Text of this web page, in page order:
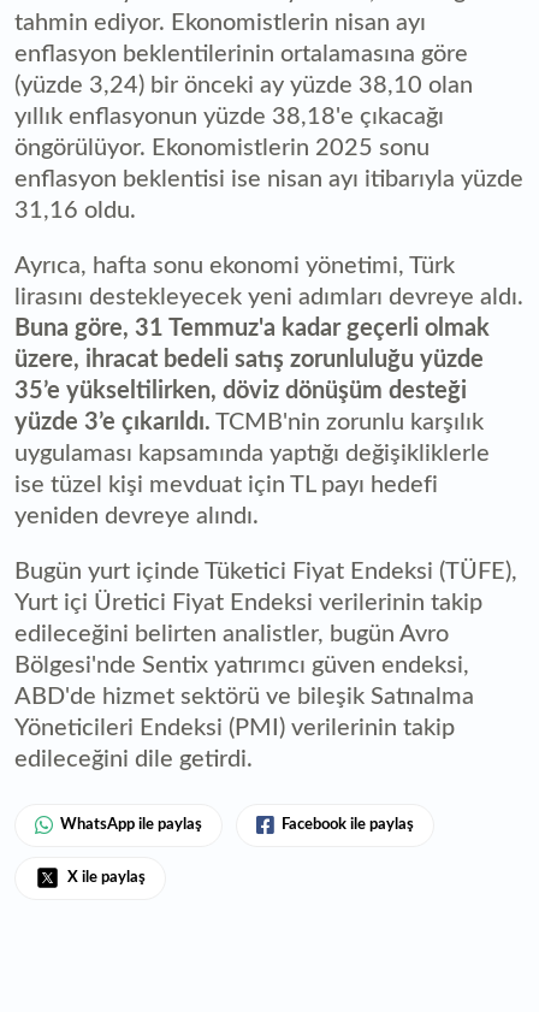
tahmin ediyor. Ekonomistlerin nisan ayı
enflasyon beklentilerinin ortalamasına göre
(yüzde 3,24) bir önceki ay yüzde 38,10 olan
yıllık enflasyonun yüzde 38,18'e çıkacağı
öngörülüyor. Ekonomistlerin 2025 sonu
enflasyon beklentisi ise nisan ayı itibarıyla yüzde
31,16 oldu.
Ayrıca, hafta sonu ekonomi yönetimi, Türk
lirasını destekleyecek yeni adımları devreye aldı.
Buna göre, 31 Temmuz'a kadar geçerli olmak
üzere, ihracat bedeli satış zorunluluğu yüzde
35’e yükseltilirken, döviz dönüşüm desteği
yüzde 3’e çıkarıldı. TCMB'nin zorunlu karşılık
uygulaması kapsamında yaptığı değişikliklerle
ise tüzel kişi mevduat için TL payı hedefi
yeniden devreye alındı.
Bugün yurt içinde Tüketici Fiyat Endeksi (TÜFE),
Yurt içi Üretici Fiyat Endeksi verilerinin takip
edileceğini belirten analistler, bugün Avro
Bölgesi'nde Sentix yatırımcı güven endeksi,
ABD'de hizmet sektörü ve bileşik Satınalma
Yöneticileri Endeksi (PMI) verilerinin takip
edileceğini dile getirdi.
WhatsApp ile paylaş Facebook ile paylaş
X ile paylaş